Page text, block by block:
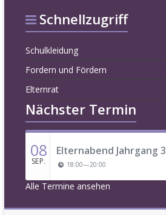
Schnellzugriff
Schulkleidung
Fordern und Fördern
Elternrat
Nächster Termin
08
SEP.
Elternabend Jahrgang 3
18:00—20:00
Alle Termine ansehen